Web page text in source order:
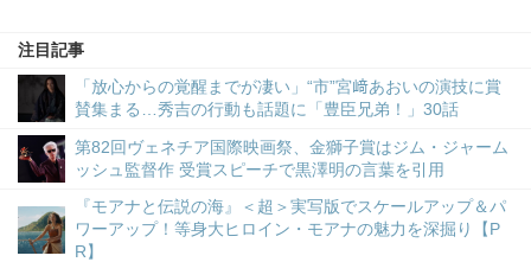
注目記事
「放心からの覚醒までが凄い」“市”宮﨑あおいの演技に賞
賛集まる…秀吉の行動も話題に「豊臣兄弟！」30話
第82回ヴェネチア国際映画祭、金獅子賞はジム・ジャーム
ッシュ監督作 受賞スピーチで黒澤明の言葉を引用
『モアナと伝説の海』＜超＞実写版でスケールアップ＆パ
ワーアップ！等身大ヒロイン・モアナの魅力を深掘り【P
R】